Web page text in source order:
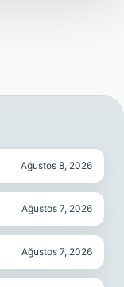
Ağustos 8, 2026
Ağustos 7, 2026
Ağustos 7, 2026